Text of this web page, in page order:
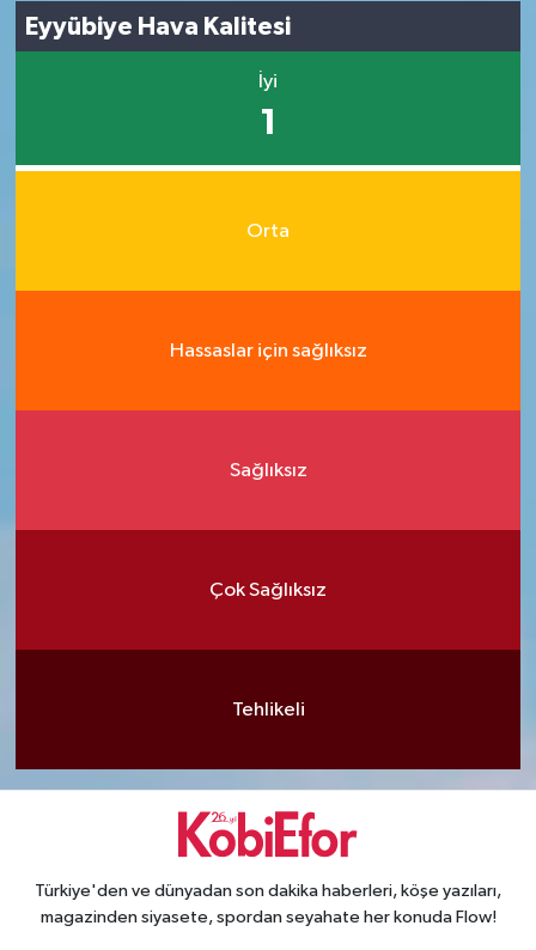
Eyyübiye Hava Kalitesi
İyi
1
Orta
Hassaslar için sağlıksız
Sağlıksız
Çok Sağlıksız
Tehlikeli
Türkiye'den ve dünyadan son dakika haberleri, köşe yazıları,
magazinden siyasete, spordan seyahate her konuda Flow!